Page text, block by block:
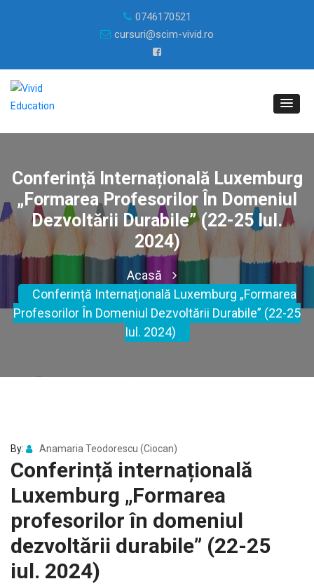
0746170521
cursuri@scim-vivid.ro
Conferință Internațională Luxemburg
„Formarea Profesorilor În Domeniul
Dezvoltării Durabile” (22-25 Iul.
2024)
Acasă
Conferință Internațională Luxemburg „Formarea
Profesorilor În Domeniul Dezvoltării Durabile” (22-25
Iul. 2024)
By: Anamaria Teodorescu (Ciocan)
Conferință internațională
Luxemburg „Formarea
profesorilor în domeniul
dezvoltării durabile” (22-25
iul. 2024)